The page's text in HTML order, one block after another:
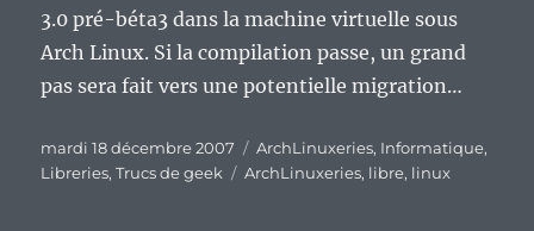
3.0 pré-béta3 dans la machine virtuelle sous
Arch Linux. Si la compilation passe, un grand
pas sera fait vers une potentielle migration…
Publié
le
mardi 18 décembre 2007 Catégories
ArchLinuxeries, Informatique,
Libreries,Trucs de geek Étiquettes
ArchLinuxeries, libre, linux